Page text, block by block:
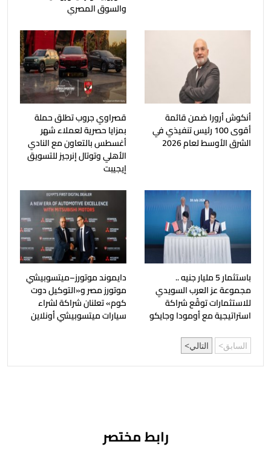
والسوق المصري
أنكوش أرورا ضمن قائمة
أقوى 100 رئيس تنفيذي في
الشرق الأوسط لعام 2026
قصراوي جروب تطلق حملة
بمزايا حصرية لعملاء شهر
أغسطس بالتعاون مع النادي
الأهلي وتوتال إنرجيز للتسويق
إيجيبت
باستثمار 5 مليار جنيه ..
مجموعة عز العرب السويدي
للاستثمارات توقّع شراكة
استراتيجية مع أومودا وجايكو
دايموند موتورز–ميتسوبيشي
موتورز مصر و«التوكيل دوت
كوم» تعلنان شراكة لشراء
سيارات ميتسوبيشي أونلاين
السابق التالي
رابط مختصر